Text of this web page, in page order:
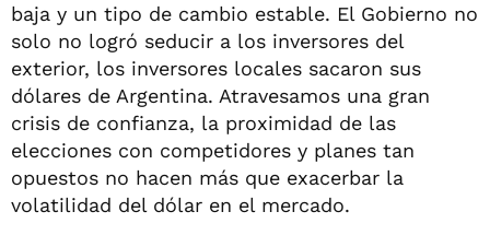
baja y un tipo de cambio estable. El Gobierno no
solo no logró seducir a los inversores del
exterior, los inversores locales sacaron sus
dólares de Argentina. Atravesamos una gran
crisis de confianza, la proximidad de las
elecciones con competidores y planes tan
opuestos no hacen más que exacerbar la
volatilidad del dólar en el mercado.